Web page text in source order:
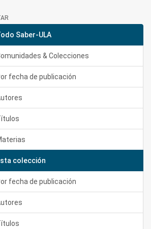
Saber-ULA
& Colecciones
fecha de publicación
colección
fecha de publicación